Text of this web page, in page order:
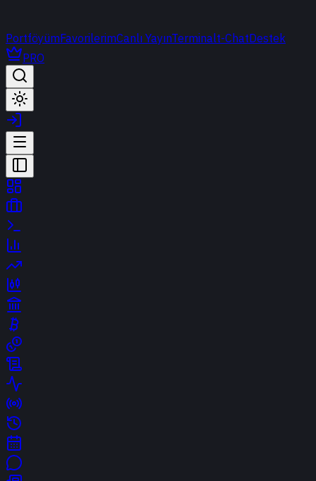
PortföyümFavorilerimCanlı YayınTerminalt-ChatDestek
PRO